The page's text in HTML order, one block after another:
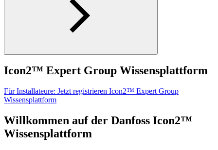
Icon2™ Expert Group Wissensplattform
Für Installateure: Jetzt registrieren Icon2™ Expert Group
Wissensplattform
Willkommen auf der Danfoss Icon2™
Wissensplattform